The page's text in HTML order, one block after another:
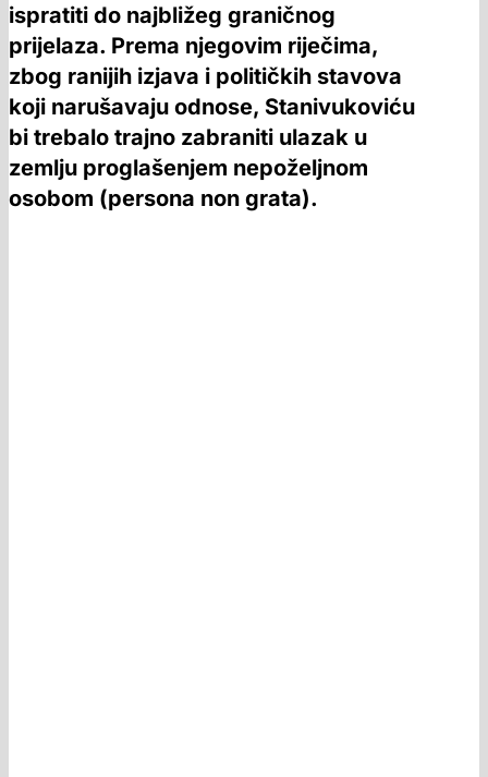
ispratiti do najbližeg graničnog
prijelaza. Prema njegovim riječima,
zbog ranijih izjava i političkih stavova
koji narušavaju odnose, Stanivukoviću
bi trebalo trajno zabraniti ulazak u
zemlju proglašenjem nepoželjnom
osobom (persona non grata).